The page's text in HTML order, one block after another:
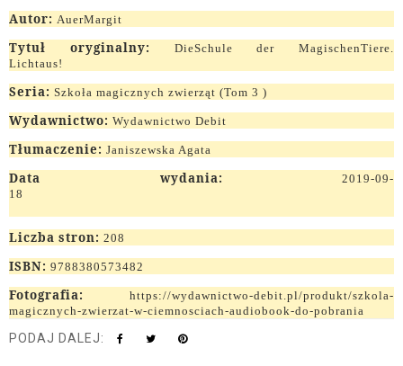
Autor: AuerMargit
Tytuł oryginalny:
DieSchule der MagischenTiere.
Lichtaus!
Seria: Szkoła magicznych zwierząt (Tom 3 )
Wydawnictwo: Wydawnictwo Debit
Tłumaczenie: Janiszewska Agata
Data wydania: 2019-09-
18
Liczba stron: 208
ISBN: 9788380573482
Fotografia:
https://wydawnictwo-debit.pl/produkt/szkola-
magicznych-zwierzat-w-ciemnosciach-audiobook-do-pobrania
PODAJ DALEJ: